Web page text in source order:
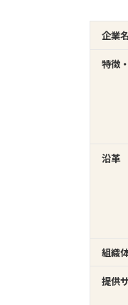
企業名
特徴
沿革
組織
提供